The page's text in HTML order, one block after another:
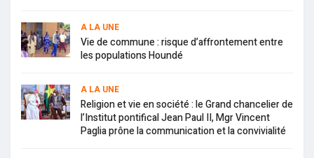
A LA UNE
Vie de commune : risque d’affrontement entre
les populations Houndé
A LA UNE
Religion et vie en société : le Grand chancelier de
l’Institut pontifical Jean Paul II, Mgr Vincent
Paglia prône la communication et la convivialité